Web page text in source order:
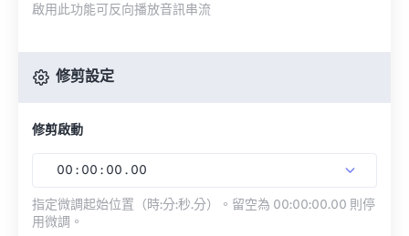
啟用此功能可反向播放音訊串流
修剪設定
修剪啟動
00 : 00 : 00 . 00
指定微調起始位置（時:分:秒.分）。留空為 00:00:00.00 則停
用微調。